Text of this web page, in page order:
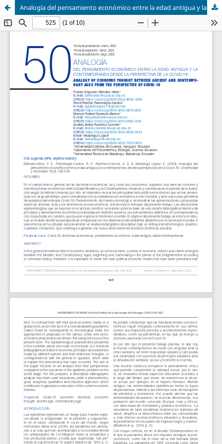
Analogía del pensamiento económico entre la edad antigua y la contemporánea, desde la perspectiva de la Covid-19